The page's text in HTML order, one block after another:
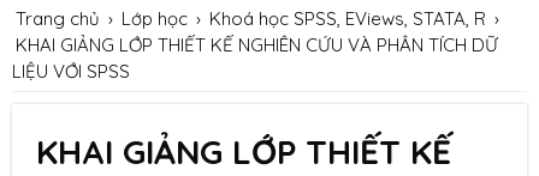
Trang chủ › Lớp học › Khoá học SPSS, EViews, STATA, R ›
KHAI GIẢNG LỚP THIẾT KẾ NGHIÊN CỨU VÀ PHÂN TÍCH DỮ
LIỆU VỚI SPSS
KHAI GIẢNG LỚP THIẾT KẾ